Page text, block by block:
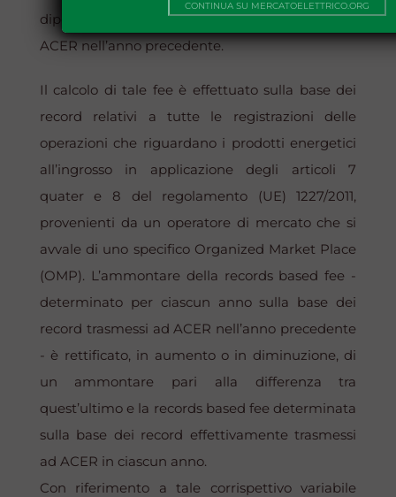
CONTINUA SU MERCATOELETTRICO.ORG
dipendente dal numero direcordtrasmessi ad
ACER nell’anno precedente.
Il calcolo di tale fee è effettuato sulla base dei
record relativi a tutte le registrazioni delle
operazioni che riguardano i prodotti energetici
all’ingrosso in applicazione degli articoli 7
quater e 8 del regolamento (UE) 1227/2011,
provenienti da un operatore di mercato che si
avvale di uno specifico Organized Market Place
(OMP). L’ammontare della records based fee -
determinato per ciascun anno sulla base dei
record trasmessi ad ACER nell’anno precedente
- è rettificato, in aumento o in diminuzione, di
un ammontare pari alla differenza tra
quest’ultimo e la records based fee determinata
sulla base dei record effettivamente trasmessi
ad ACER in ciascun anno.
Con riferimento a tale corrispettivo variabile